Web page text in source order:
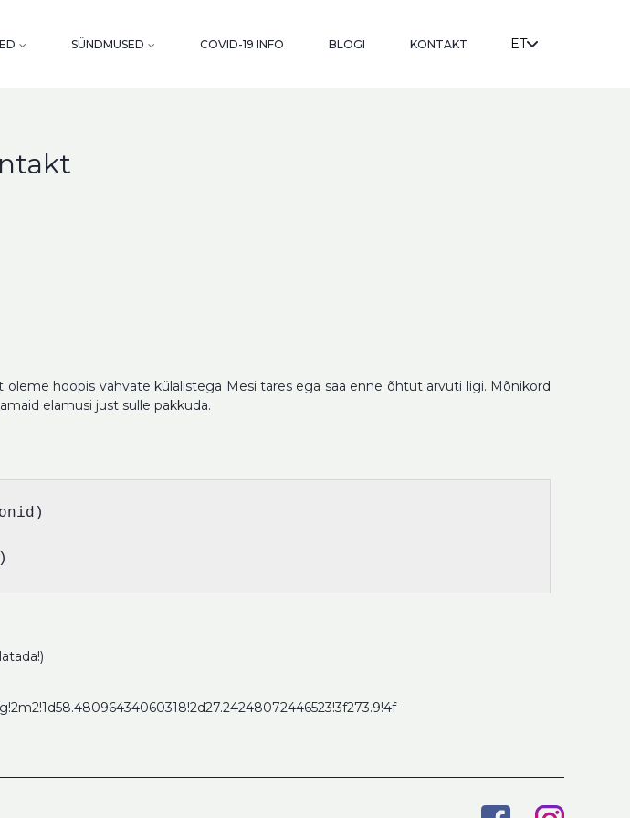
SÜNDMUSED COVID-19 INFO BLOGI KONTAKT ET
hoopis vahvate külalistega Mesi tares ega saa enne õhtut arvuti ligi. Mõnikord
elamusi just sulle pakkuda.